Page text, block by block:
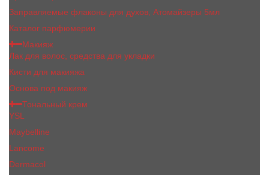
Заправляемые флаконы для духов, Атомайзеры 5мл
Каталог парфюмерии
Макияж
Лак для волос, средства для укладки
Кисти для макияжа
Основа под макияж
Тональный крем
YSL
Maybelline
Lancome
Dermacol